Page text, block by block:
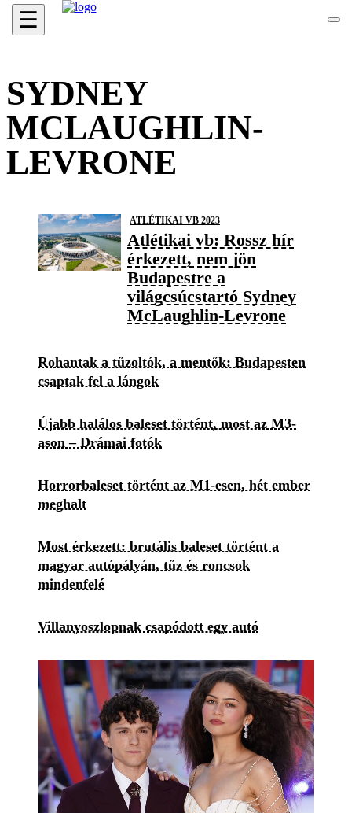
☰
SYDNEY
MCLAUGHLIN-
LEVRONE
ATLÉTIKAI VB 2023
Atlétikai vb: Rossz hír
érkezett, nem jön
Budapestre a
világcsúcstartó Sydney
McLaughlin-Levrone
Rohantak a tűzoltók, a mentők: Budapesten
csaptak fel a lángok
Újabb halálos baleset történt, most az M3-
ason – Drámai fotók
Horrorbaleset történt az M1-esen, hét ember
meghalt
Most érkezett: brutális baleset történt a
magyar autópályán, tűz és roncsok
mindenfelé
Villanyoszlopnak csapódott egy autó